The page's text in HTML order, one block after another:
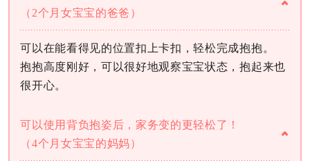
（2个月女宝宝的爸爸）
可以在能看得见的位置扣上卡扣，轻松完成抱抱。
抱抱高度刚好，可以很好地观察宝宝状态，抱起来也
很开心。
可以使用背负抱姿后，家务变的更轻松了！
（4个月女宝宝的妈妈）